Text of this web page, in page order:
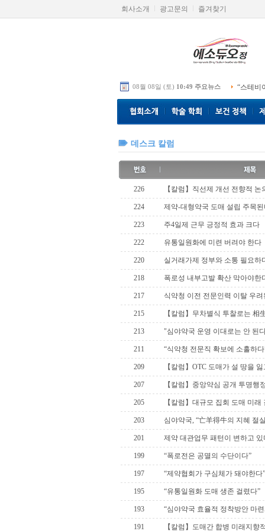
회사소개 광고문의 즐겨찾기
08월 08일 (토) 10:49 주요뉴스 “스테비
데스크 칼럼
226 【칼럼】직선제 개선 전향적 논
224 제약-대형약국 도매 설립 주목된
223 주4일제 근무 긍정적 효과 크다
222 유통일원화에 미련 버려야 한다
220 실거래가제 정부와 소통 필요하
218 폭로성 내부고발 확산 막아야한
217 식약청 이전 전문인력 이탈 우려
215 【칼럼】무차별식 투찰로는 相
213 "심야약국 운영 이대로는 안 된
211 “식약청 전문직 확보에 소홀하다
209 【칼럼】OTC 도매가 설 땅을
207 【칼럼】중앙약심 공개 투명행
205 【칼럼】대규모 집회 도매 미래
203 심야약국, “亡羊得牛의 지혜 절
201 제약 대관업무 패턴이 변하고 있
199 “폭로전은 공멸의 수단이다”
197 “제약협회가 구심체가 돼야한다”
195 “유통일원화 도매 생존 걸렸다”
193 “심야약국 효율적 정착방안 마
191 【칼럼】도매간 합병 미래지향